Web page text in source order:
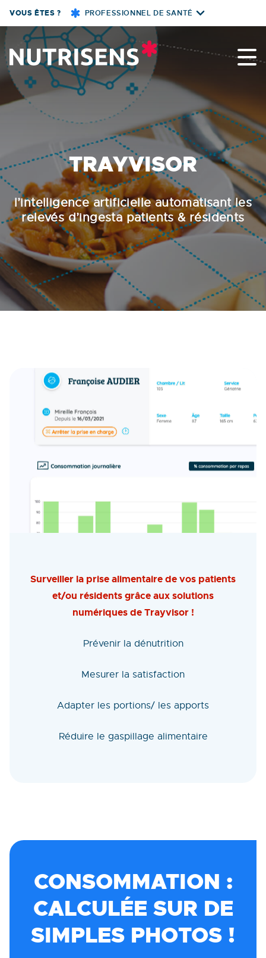
content
VOUS ÊTES ? PROFESSIONNEL DE SANTÉ
Nutrisens
TRAYVISOR
l’intelligence artificielle automatisant les
relevés d’ingesta patients & résidents
Surveiller la prise alimentaire de vos patients
et/ou résidents grâce aux solutions
numériques de Trayvisor !
Prévenir la dénutrition
Mesurer la satisfaction
Adapter les portions/ les apports
Réduire le gaspillage alimentaire
CONSOMMATION :
CALCULÉE SUR DE
SIMPLES PHOTOS !